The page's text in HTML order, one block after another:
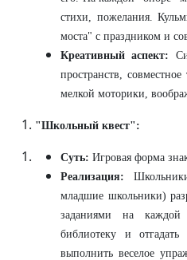
стихи, пожелания.
моста" с праздником и
Креативный аспект:
пространств,
мелкой моторики,
"Школьный квест":
Суть: Игровая форма
Реализация:
младшие школьники)
заданиями на
библиотеку и
выполнить веселое